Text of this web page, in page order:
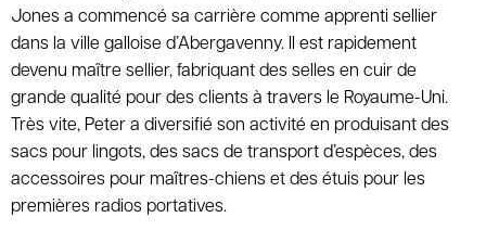
Jones a commencé sa carrière comme apprenti sellier
dans la ville galloise d’Abergavenny. Il est rapidement
devenu maître sellier, fabriquant des selles en cuir de
grande qualité pour des clients à travers le Royaume-Uni.
Très vite, Peter a diversifié son activité en produisant des
sacs pour lingots, des sacs de transport d’espèces, des
accessoires pour maîtres-chiens et des étuis pour les
premières radios portatives.